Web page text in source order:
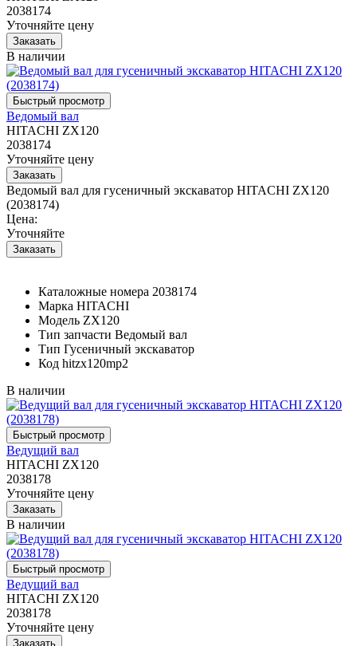
2038174
Уточняйте цену
В наличии
Ведомый вал
HITACHI ZX120
2038174
Уточняйте цену
Ведомый вал для гусеничный экскаватор HITACHI ZX120
(2038174)
Цена:
Уточняйте
Каталожные номера 2038174
Марка HITACHI
Модель ZX120
Тип запчасти Ведомый вал
Тип Гусеничный экскаватор
Код hitzx120mp2
В наличии
Ведущий вал
HITACHI ZX120
2038178
Уточняйте цену
В наличии
Ведущий вал
HITACHI ZX120
2038178
Уточняйте цену